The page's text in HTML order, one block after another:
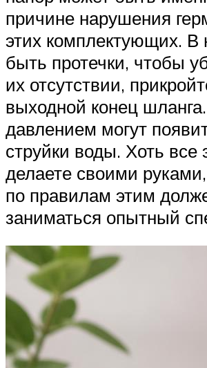
причине нарушения
этих комплектующих. В
быть протечки, чтобы
их отсутствии,
выходной конец
давлением могут
струйки воды. Хоть все
делаете своими
по правилам этим
заниматься опытный